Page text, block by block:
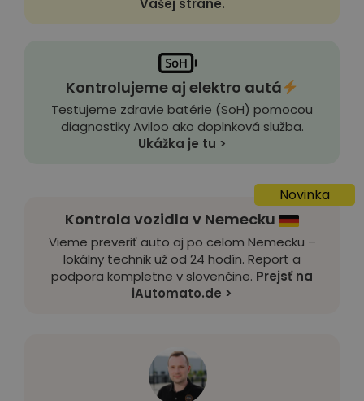
Vašej strane.
Kontrolujeme aj elektro autá
Testujeme zdravie batérie (SoH) pomocou
diagnostiky Aviloo ako doplnková služba.
Ukážka je tu >
Novinka
Kontrola vozidla v Nemecku
Vieme preveriť auto aj po celom Nemecku –
lokálny technik už od 24 hodín. Report a
podpora kompletne v slovenčine. Prejsť na
iAutomato.de >